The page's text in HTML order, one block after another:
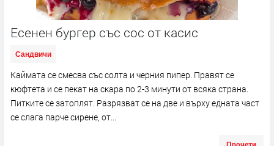
Есенен бургер със сос от касис
Сандвичи
Каймата се смесва със солта и черния пипер. Правят се
кюфтета и се пекат на скара по 2-3 минути от всяка страна.
Питките се затоплят. Разрязват се на две и върху едната част
се слага парче сирене, от...